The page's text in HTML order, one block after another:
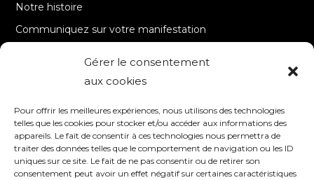
Gérer le consentement
aux cookies
Pour offrir les meilleures expériences, nous utilisons des technologies
telles que les cookies pour stocker et/ou accéder aux informations des
appareils. Le fait de consentir à ces technologies nous permettra de
traiter des données telles que le comportement de navigation ou les ID
uniques sur ce site. Le fait de ne pas consentir ou de retirer son
consentement peut avoir un effet négatif sur certaines caractéristiques
Notre histoire
Communiquez sur votre manifestation
Contact
Mentions Légales / Crédits
Politique de cookies (UE)